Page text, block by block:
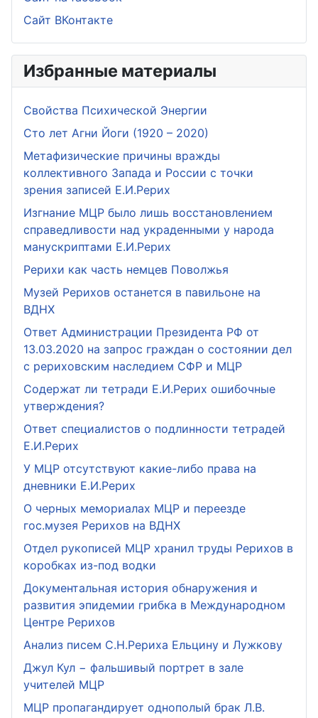
Сайт ВКонтакте
Избранные материалы
Свойства Психической Энергии
Сто лет Агни Йоги (1920 – 2020)
Метафизические причины вражды
коллективного Запада и России с точки
зрения записей Е.И.Рерих
Изгнание МЦР было лишь восстановлением
справедливости над украденными у народа
манускриптами Е.И.Рерих
Рерихи как часть немцев Поволжья
Музей Рерихов останется в павильоне на
ВДНХ
Ответ Администрации Президента РФ от
13.03.2020 на запрос граждан о состоянии дел
с рериховским наследием СФР и МЦР
Содержат ли тетради Е.И.Рерих ошибочные
утверждения?
Ответ специалистов о подлинности тетрадей
Е.И.Рерих
У МЦР отсутствуют какие-либо права на
дневники Е.И.Рерих
О черных мемориалах МЦР и переезде
гос.музея Рерихов на ВДНХ
Отдел рукописей МЦР хранил труды Рерихов в
коробках из-под водки
Документальная история обнаружения и
развития эпидемии грибка в Международном
Центре Рерихов
Анализ писем С.Н.Рериха Ельцину и Лужкову
Джул Кул − фальшивый портрет в зале
учителей МЦР
МЦР пропагандирует однополый брак Л.В.